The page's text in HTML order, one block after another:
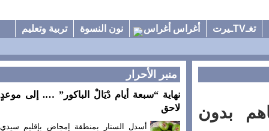
أغراس أغراس نون النسوة تربية وتعليم
بدون
منبر الأحرار
نهاية “سبعة أيام دْيَالْ الباكور” …. إلى موعدٍ
لاحق
أسدل الستار بمنطقة إمجاض بإقليم سيدي